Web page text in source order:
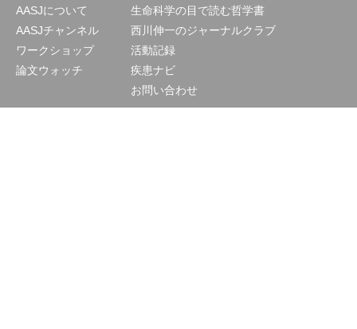
AASJについて
AASJチャンネル
ワークショップ
論文ウォッチ
生命科学の目で読む哲学書
西川伸一のジャーナルクラブ
活動記録
疾患ナビ
お問い合わせ